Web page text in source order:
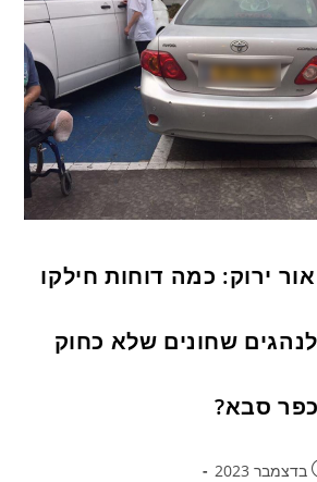
ירוק: כמה דוחות חילקו
שחונים שלא כחוק
סבא?